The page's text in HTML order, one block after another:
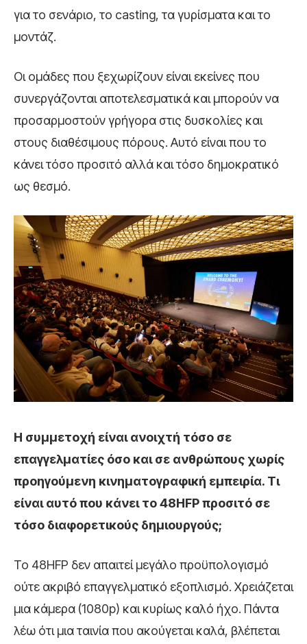
για το σενάριο, το casting, τα γυρίσματα και το
μοντάζ.
Οι ομάδες που ξεχωρίζουν είναι εκείνες που
συνεργάζονται αποτελεσματικά και μπορούν να
προσαρμοστούν γρήγορα στις δυσκολίες και
στους διαθέσιμους πόρους. Αυτό είναι που το
κάνει τόσο προσιτό αλλά και τόσο δημοκρατικό
ως θεσμό.
Η συμμετοχή είναι ανοιχτή τόσο σε
επαγγελματίες όσο και σε ανθρώπους χωρίς
προηγούμενη κινηματογραφική εμπειρία. Τι
είναι αυτό που κάνει το 48HFP προσιτό σε
τόσο διαφορετικούς δημιουργούς;
Το 48HFP δεν απαιτεί μεγάλο προϋπολογισμό
ούτε ακριβό επαγγελματικό εξοπλισμό. Χρειάζεται
μια κάμερα (1080p) και κυρίως καλό ήχο. Πάντα
λέω ότι μια ταινία που ακούγεται καλά, βλέπεται